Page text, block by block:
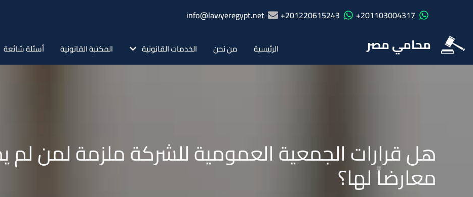
201103004317+
201220615243+
info@lawyeregypt.net
محامي مصر الرئيسية من نحن الخدمات القانونية المكتبة القانونية أسئلة شائعة
هل قرارات الجمعية العمومية للشركة ملزمة لمن لم
معارضاً لها؟